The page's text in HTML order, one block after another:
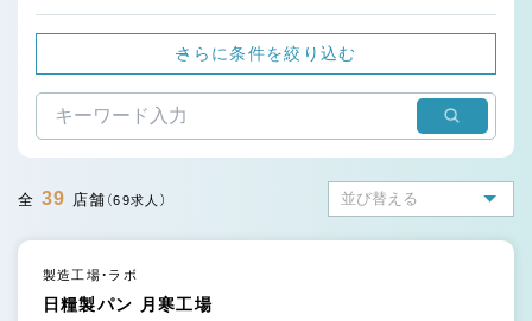
さらに条件を絞り込む
全 39 店舗 （69求人）
製造工場・ラボ
日糧製パン 月寒工場